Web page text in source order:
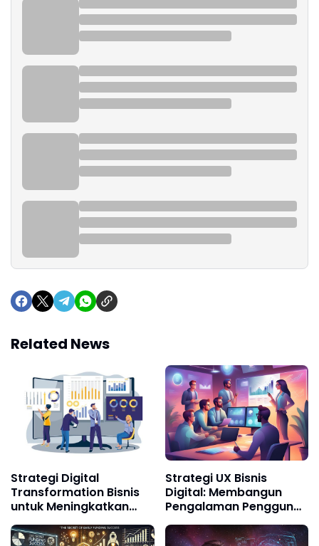
Related News
Strategi Digital
Transformation Bisnis
untuk Meningkatkan
Pertumbuhan dan
Akuisisi Pelanggan
Strategi UX Bisnis
Digital: Membangun
Pengalaman Pengguna
yang Menggerakkan
Pertumbuhan